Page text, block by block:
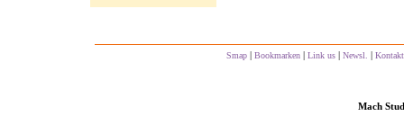
Smap | Bookmarken | Link us | Newsl. | Kontakt
Mach